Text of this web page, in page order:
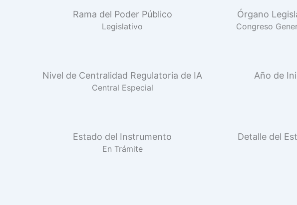
Rama del Poder Público
Legislativo
Órgano
Congreso
Nivel de Centralidad Regulatoria de IA
Central Especial
Año de
Estado del Instrumento
En Trámite
Detalle del